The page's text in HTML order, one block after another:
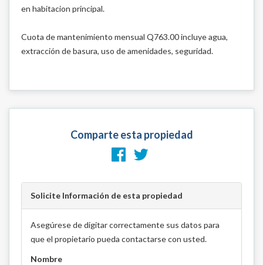
en habitacion principal.
Cuota de mantenimiento mensual Q763.00 incluye agua,
extracción de basura, uso de amenidades, seguridad.
Comparte esta propiedad
Solicite Información de esta propiedad
Asegúrese de digitar correctamente sus datos para
que el propietario pueda contactarse con usted.
Nombre